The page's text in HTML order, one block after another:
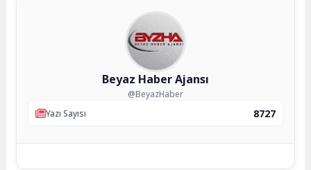
Beyaz Haber Ajansı
@BeyazHaber
Yazı Sayısı
8727